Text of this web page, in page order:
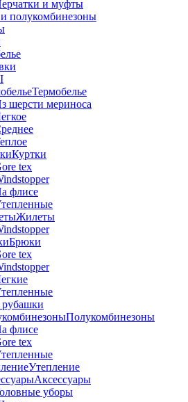
и муфты
полукомбинезоны
Термобелье
шерсти мериноса
Куртки
tex
флисе
Жилеты
Брюки
tex
Полукомбинезоны
флисе
tex
Утепление
Аксессуары
уборы